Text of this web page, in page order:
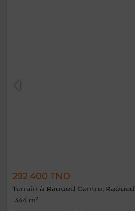
292 400 TND
Terrain à Raoued Centre, Raoued
344 m²